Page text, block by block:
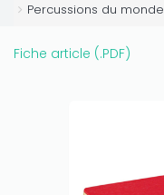
Percussions du monde
Fiche article (.PDF)